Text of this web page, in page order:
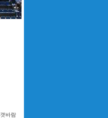
갯바람